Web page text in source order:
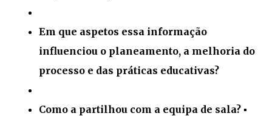
Em que aspetos essa informação
influenciou o planeamento, a melhoria do
processo e das práticas educativas?
Como a partilhou com a equipa de sala? ▪